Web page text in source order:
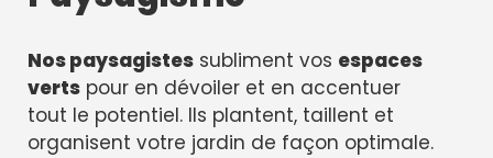
Nos paysagistes subliment vos espaces
verts pour en dévoiler et en accentuer
tout le potentiel. Ils plantent, taillent et
organisent votre jardin de façon optimale.